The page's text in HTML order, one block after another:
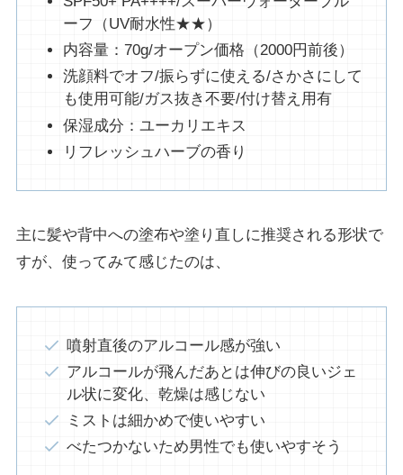
ーフ（UV耐水性★★）
内容量：70g/オープン価格（2000円前後）
洗顔料でオフ/振らずに使える/さかさにして
も使用可能/ガス抜き不要/付け替え用有
保湿成分：ユーカリエキス
リフレッシュハーブの香り
主に髪や背中への塗布や塗り直しに推奨される形状で
すが、使ってみて感じたのは、
噴射直後のアルコール感が強い
アルコールが飛んだあとは伸びの良いジェ
ル状に変化、乾燥は感じない
ミストは細かめで使いやすい
べたつかないため男性でも使いやすそう